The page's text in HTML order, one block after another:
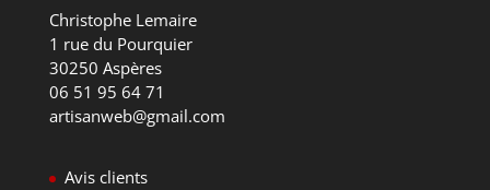
Christophe Lemaire
1 rue du Pourquier
30250 Aspères
06 51 95 64 71
artisanweb@gmail.com
Avis clients